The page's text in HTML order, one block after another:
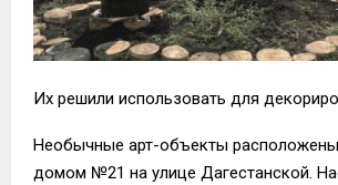
Их решили использовать для
Необычные арт-объекты
домом №21 на улице Дагестанской.